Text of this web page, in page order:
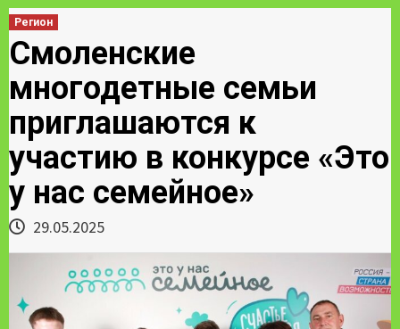
Регион
Смоленские
многодетные семьи
приглашаются к
участию в конкурсе «Это
у нас семейное»
29.05.2025